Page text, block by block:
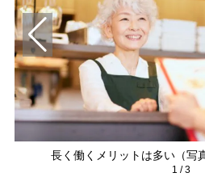
長く働くメリットは多い（写
1 /3